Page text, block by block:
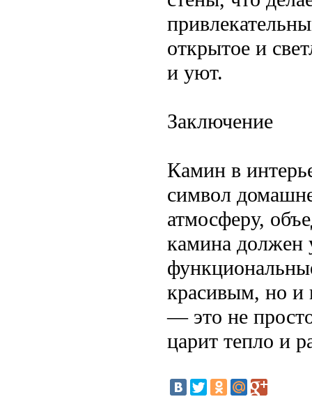
открытое и
и уют.
Заключение
Камин в
символ
атмосферу,
камина должен
красивым, но и
— это не
царит тепло и